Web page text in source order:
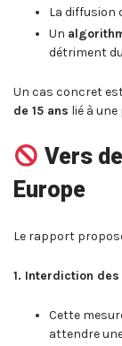
La diffusion
Un
détriment
Un cas concret
de 15 ans lié à
Vers
Europe
Le rapport
1. Interdiction
Cette
attendre